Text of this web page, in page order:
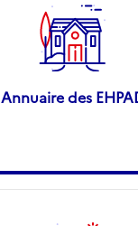
Annuaire des